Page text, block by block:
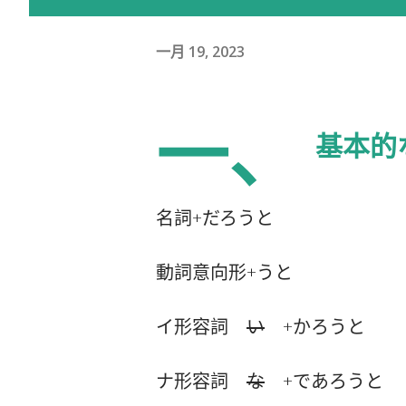
一月 19, 2023
一、 基本的
名詞+だろうと
動詞意向形+うと
イ形容詞 い +かろうと
ナ形容詞 な +であろうと